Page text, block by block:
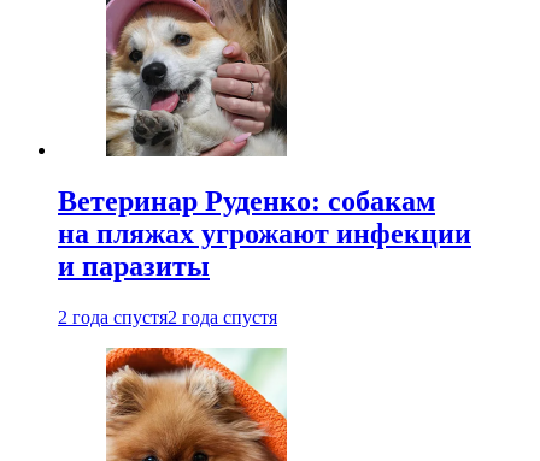
Ветеринар Руденко: собакам
на пляжах угрожают инфекции
и паразиты
2 года спустя2 года спустя